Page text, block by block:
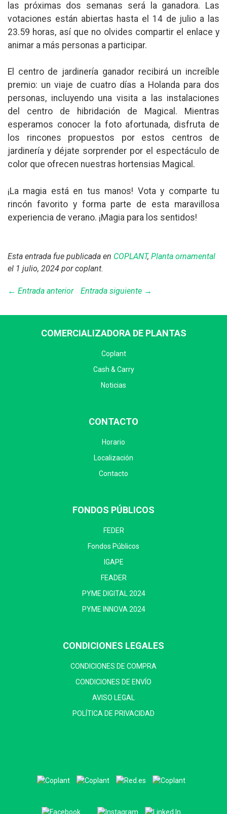
las próximas dos semanas será la ganadora. Las
votaciones están abiertas hasta el 14 de julio a las
23.59 horas, así que no olvides compartir el enlace y
animar a más personas a participar.
El centro de jardinería ganador recibirá un increíble
premio: un viaje de cuatro días a Holanda para dos
personas, incluyendo una visita a las instalaciones
del centro de hibridación de Magical. Mientras
esperamos conocer la foto afortunada, disfruta de
los rincones propuestos por estos centros de
jardinería y déjate sorprender por el espectáculo de
color que ofrecen nuestras hortensias Magical.
¡La magia está en tus manos! Vota y comparte tu
rincón favorito y forma parte de esta maravillosa
experiencia de verano. ¡Magia para los sentidos!
Esta entrada fue publicada en COPLANT, Planta ornamental
el 1 julio, 2024 por coplant.
← Entrada anterior Entrada siguiente →
COMERCIALIZADORA DE PLANTAS
Coplant
Cash & Carry
Noticias
CONTACTO
Horario
Localización
Contacto
FONDOS PÚBLICOS
FEDER
Fondos Públicos
IGAPE
FEADER
PYME DIGITAL 2024
PYME INNOVA 2024
CONDICIONES LEGALES
CONDICIONES DE COMPRA
CONDICIONES DE ENVÍO
AVISO LEGAL
POLÍTICA DE PRIVACIDAD